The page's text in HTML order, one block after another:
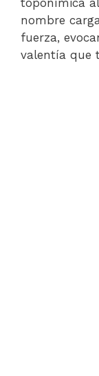
nombre
fuerza,
valentía que